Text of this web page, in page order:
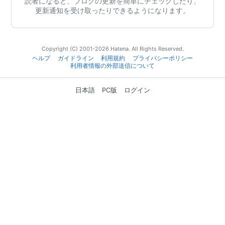
更新通知を受け取ったりできるようになります。
Copyright (C) 2001-2026 Hatena. All Rights Reserved.
ヘルプ
ガイドライン 利用規約
プライバシーポリシー
利用者情報の外部送信について
日本語 PC版 ログイン